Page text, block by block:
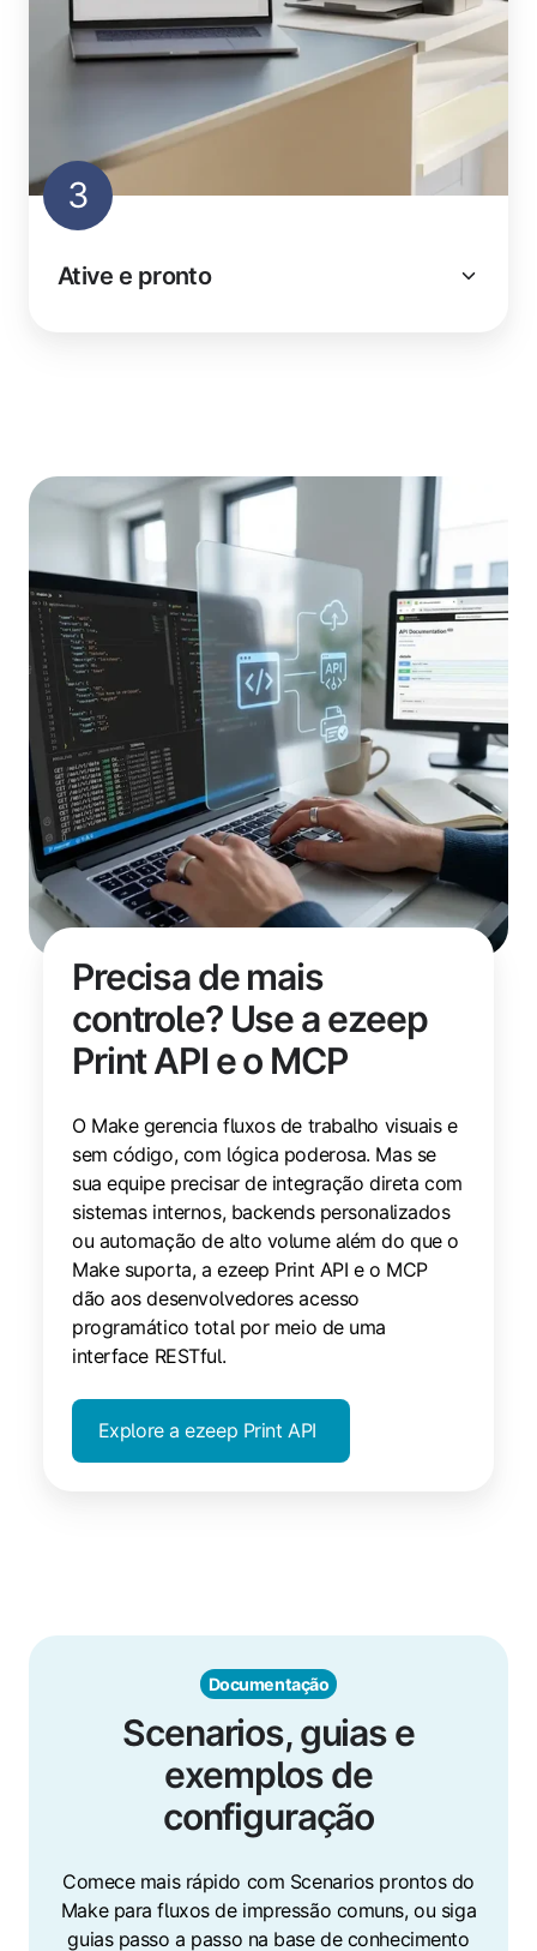
3
Ative e pronto
Precisa de mais
controle? Use a ezeep
Print API e o MCP
O Make gerencia fluxos de trabalho visuais e
sem código, com lógica poderosa. Mas se
sua equipe precisar de integração direta com
sistemas internos, backends personalizados
ou automação de alto volume além do que o
Make suporta, a ezeep Print API e o MCP
dão aos desenvolvedores acesso
programático total por meio de uma
interface RESTful.
Explore a ezeep Print API
Documentação
Scenarios, guias e
exemplos de
configuração
Comece mais rápido com Scenarios prontos do
Make para fluxos de impressão comuns, ou siga
guias passo a passo na base de conhecimento